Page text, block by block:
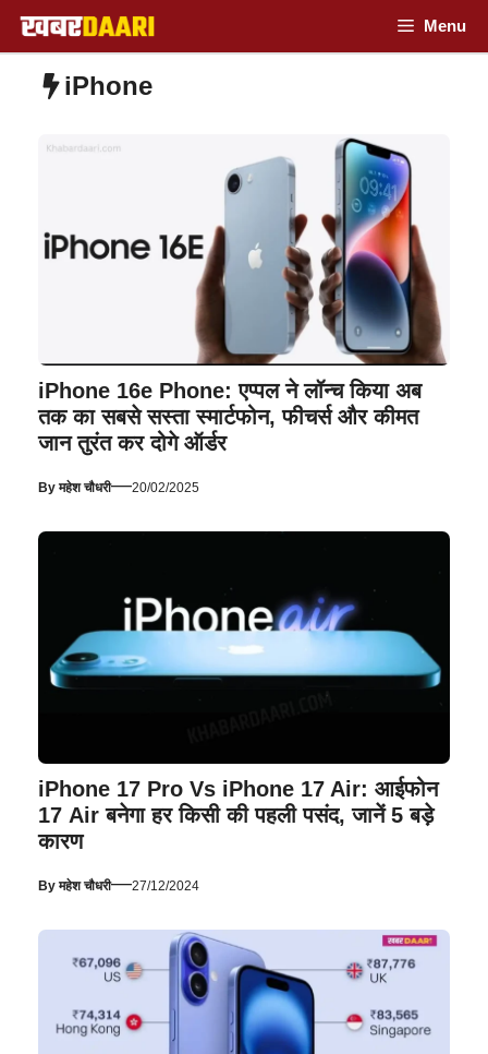
Skip
to
content
Menu
iPhone
iPhone 16e Phone: एप्पल ने लॉन्च किया अब
तक का सबसे सस्ता स्मार्टफोन, फीचर्स और कीमत
जान तुरंत कर दोगे ऑर्डर
Byमहेश चौधरी—20/02/2025
iPhone 17 Pro Vs iPhone 17 Air: आईफोन
17 Air बनेगा हर किसी की पहली पसंद, जानें 5 बड़े
कारण
Byमहेश चौधरी—27/12/2024